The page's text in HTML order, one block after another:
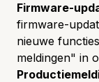
Firmware-
firmware-
nieuwe
meldingen" in